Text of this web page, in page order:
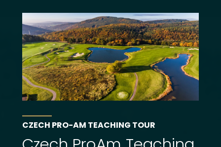
CZECH PRO-AM TEACHING TOUR